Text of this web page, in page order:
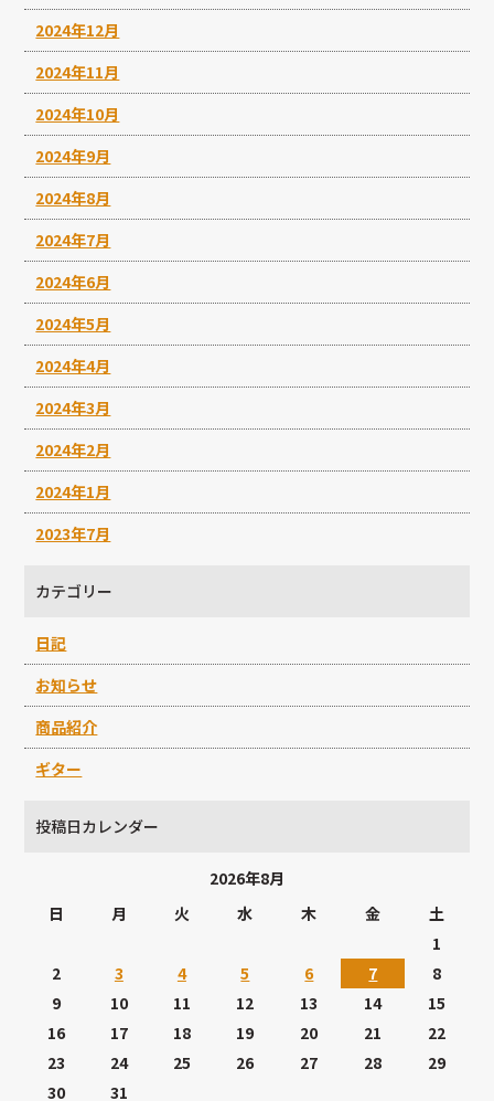
2024年12月
2024年11月
2024年10月
2024年9月
2024年8月
2024年7月
2024年6月
2024年5月
2024年4月
2024年3月
2024年2月
2024年1月
2023年7月
カテゴリー
日記
お知らせ
商品紹介
ギター
投稿日カレンダー
2026年8月
日
月 火 水 木 金
土
1
2
3 4 5 6 7
8
9
10 11 12 13 14
15
16
17 18 19 20 21
22
23
24 25 26 27 28
29
30
31